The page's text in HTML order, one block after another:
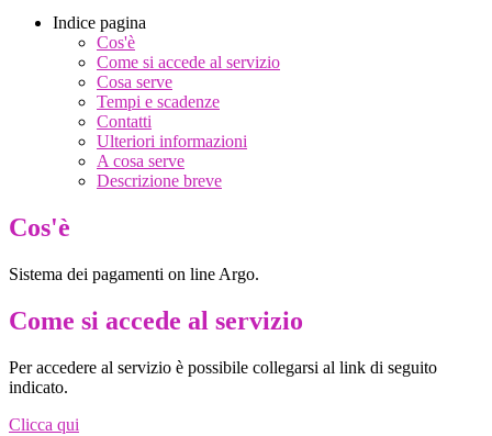
Indice pagina
Cos'è
Come si accede al servizio
Cosa serve
Tempi e scadenze
Contatti
Ulteriori informazioni
A cosa serve
Descrizione breve
Cos'è
Sistema dei pagamenti on line Argo.
Come si accede al servizio
Per accedere al servizio è possibile collegarsi al link di seguito
indicato.
Clicca qui